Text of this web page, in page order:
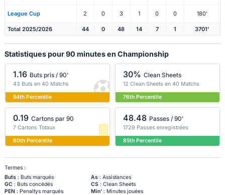
League Cup 2 0 3 1 0 0 180'
Total 2025/2026 44 0 48 14 7 1 3701'
Statistiques pour 90 minutes en Championship
1.16 Buts pris / 90'
43 Buts en 40 Matchs
54th Percentile
30% Clean Sheets
12 Clean Sheets en 40 Matchs
76th Percentile
0.19 Cartons par 90
7 Cartons Totaux
60th Percentile
48.48 Passes / 90'
1729 Passes enregistrées
85th Percentile
Termes :
Buts: Buts marqués As: Assistances
GC : Buts concédés CS: Clean Sheets
PEN: Penaltys marqués Min': Minutes jouées